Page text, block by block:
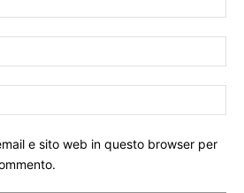
e sito web in questo browser per